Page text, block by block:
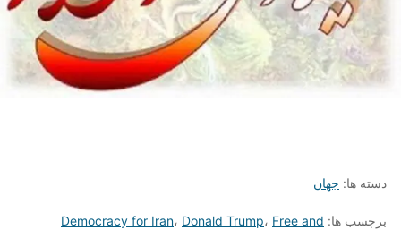
دسته ها: جهان
برچسب ها: Democracy for Iran، Donald Trump، Free and